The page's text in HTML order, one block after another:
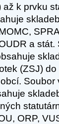
až k prvku
a
(ZSJ)
ORP,